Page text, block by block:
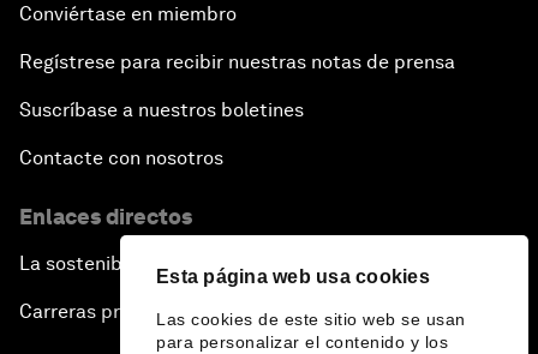
Esta página web usa cookies
Las cookies de este sitio web se usan
para personalizar el contenido y los
Conviértase en miembro
Regístrese para recibir nuestras notas de prensa
Suscríbase a nuestros boletines
Contacte con nosotros
Enlaces directos
La sostenibilidad en el Foro
Carreras profesionales